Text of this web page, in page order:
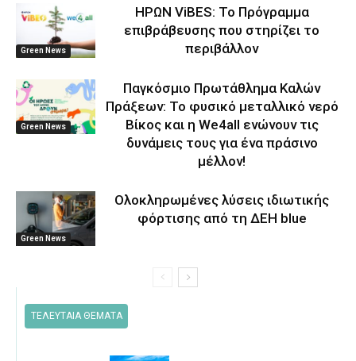
Green News
ΗΡΩΝ ViBES: Το Πρόγραμμα
επιβράβευσης που στηρίζει το
περιβάλλον
Green News
Παγκόσμιο Πρωτάθλημα Καλών
Πράξεων: Το φυσικό μεταλλικό νερό
Βίκος και η We4all ενώνουν τις
δυνάμεις τους για ένα πράσινο
μέλλον!
Green News
Ολοκληρωμένες λύσεις ιδιωτικής
φόρτισης από τη ΔΕΗ blue
ΤΕΛΕΥΤΑΙΑ ΘΕΜΑΤΑ